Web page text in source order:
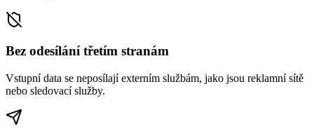
Bez odesílání třetím stranám
Vstupní data se neposílají externím službám, jako jsou reklamní sítě
nebo sledovací služby.